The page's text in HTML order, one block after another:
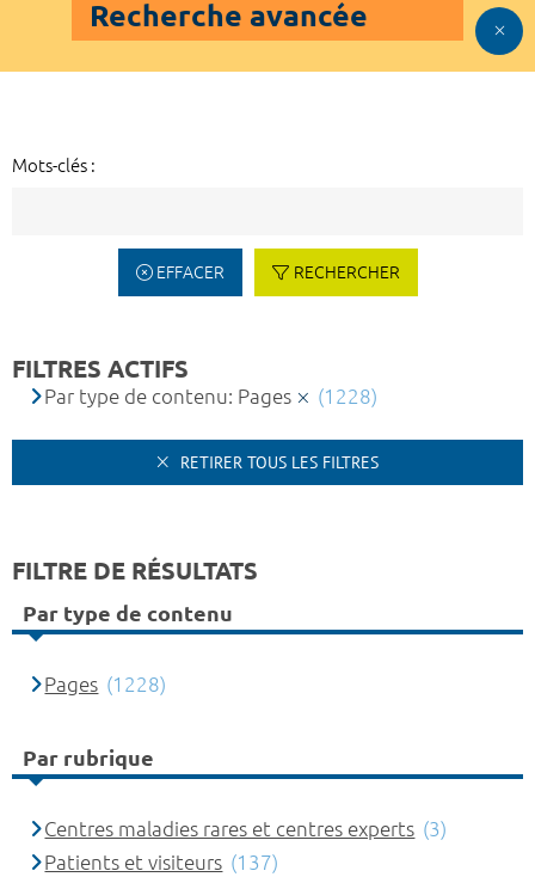
Recherche avancée
Mots-clés :
EFFACER RECHERCHER
FILTRES ACTIFS
Par type de contenu: Pages (1228)
RETIRER TOUS LES FILTRES
FILTRE DE RÉSULTATS
Par type de contenu
Pages (1228)
Par rubrique
Centres maladies rares et centres experts (3)
Patients et visiteurs (137)